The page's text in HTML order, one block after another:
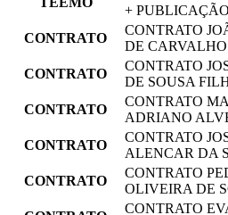
+ PUBLICAÇÃO
CONTRATO
CONTRATO
DE
CONTRATO
CONTRATO
DE SOUSA
CONTRATO
CONTRATO
ADRIANO
CONTRATO
CONTRATO
ALENCAR DA
CONTRATO
CONTRATO
OLIVEIRA DE
CONTRATO